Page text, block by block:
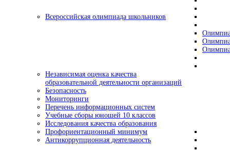
Всероссийская олимпиада школьников
Независимая оценка качества
образовательной деятельности организаций
Безопасность
Мониторинги
Перечень информационных систем
Учебные сборы юношей 10 классов
Исследования качества образования
Профориентационный минимум
Антикоррупционная деятельность